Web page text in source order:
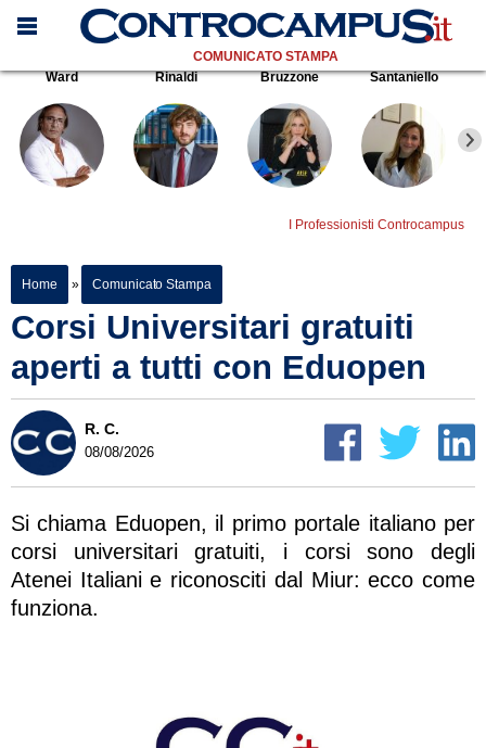
COMUNICATO STAMPA
Ward
Rinaldi Bruzzone Santaniello
I Professionisti Controcampus
Home » Comunicato Stampa
Corsi Universitari gratuiti
aperti a tutti con Eduopen
R. C.
08/08/2026
Si chiama Eduopen, il primo portale italiano per
corsi universitari gratuiti, i corsi sono degli
Atenei Italiani e riconosciti dal Miur: ecco come
funziona.